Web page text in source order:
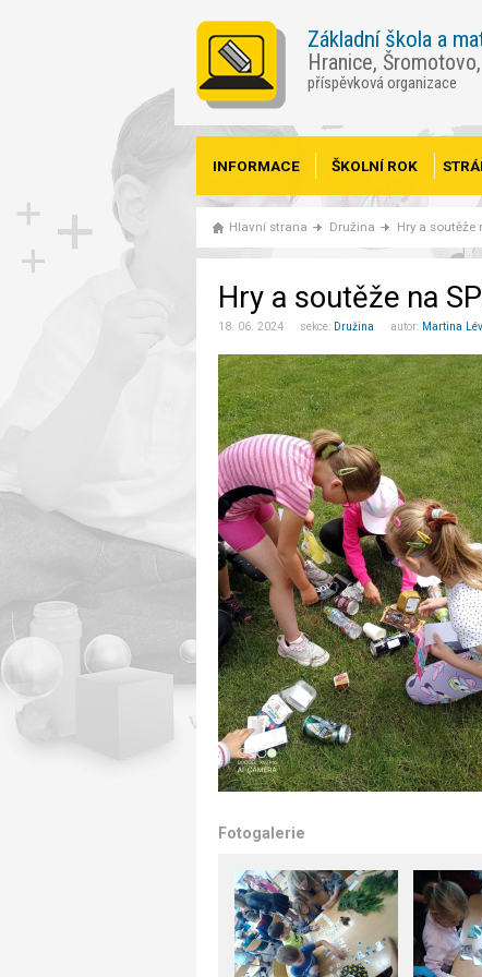
Základní škola a
Hranice, Šromotovo,
příspěvková organizace
INFORMACE ŠKOLNÍ ROK
Hlavní strana Družina Hry a soutěže
Hry a soutěže na
18. 06. 2024 sekce: Družina autor: Martina
Fotogalerie